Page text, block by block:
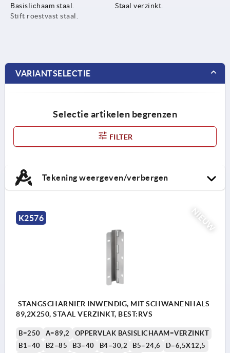
Basislichaam staal.
Stift roestvast staal.
Staal verzinkt.
VARIANTSELECTIE
Selectie artikelen begrenzen
FILTER
Tekening weergeven/verbergen
NIEUW
K2576
STANGSCHARNIER INWENDIG, MIT SCHWANENHALS
89,2X250, STAAL VERZINKT, BEST:RVS
B=250 A=89,2
OPPERVLAK BASISLICHAAM=VERZINKT
B1=40
B2=85 B3=40 B4=30,2 B5=24,6
D=6,5X12,5